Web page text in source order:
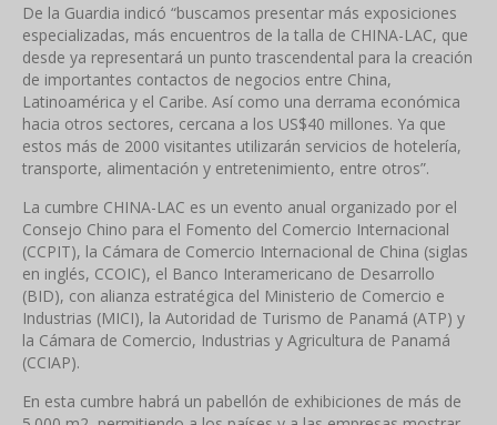
De la Guardia indicó “buscamos presentar más exposiciones
especializadas, más encuentros de la talla de CHINA-LAC, que
desde ya representará un punto trascendental para la creación
de importantes contactos de negocios entre China,
Latinoamérica y el Caribe. Así como una derrama económica
hacia otros sectores, cercana a los US$40 millones. Ya que
estos más de 2000 visitantes utilizarán servicios de hotelería,
transporte, alimentación y entretenimiento, entre otros”.
La cumbre CHINA-LAC es un evento anual organizado por el
Consejo Chino para el Fomento del Comercio Internacional
(CCPIT), la Cámara de Comercio Internacional de China (siglas
en inglés, CCOIC), el Banco Interamericano de Desarrollo
(BID), con alianza estratégica del Ministerio de Comercio e
Industrias (MICI), la Autoridad de Turismo de Panamá (ATP) y
la Cámara de Comercio, Industrias y Agricultura de Panamá
(CCIAP).
En esta cumbre habrá un pabellón de exhibiciones de más de